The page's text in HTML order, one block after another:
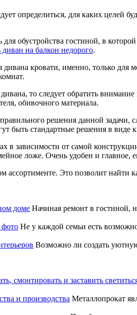
определиться, для каких целей
обустройства гостиной, в
диван на балкон недорого.
кровати, именно, только для
то следует обратить
обивочного материала.
решения данной
быть стандартные решения в
в зависимости от самой
ложе. Очень удобен и главное,
ассортименте. Это позволит
доме Начиная ремонт в гостиной,
фото Не у каждой семьи есть
Возможно ли создать
смонтировать и заставить
и производства Металлопрокат